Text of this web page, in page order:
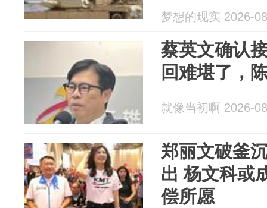
梦想的现实 2026-
蔡英文确认
回难堪了，
就像当初啊 2026-
郑丽文破釜
出 杨文科或
偿所愿